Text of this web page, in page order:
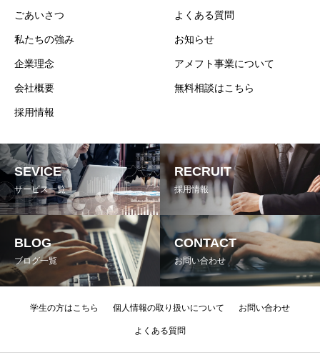
ごあいさつ
私たちの強み
企業理念
会社概要
採用情報
よくある質問
お知らせ
アメフト事業について
無料相談はこちら
SEVICE
サービス一覧
RECRUIT
採用情報
BLOG
ブログ一覧
CONTACT
お問い合わせ
学生の方はこちら 個人情報の取り扱いについて お問い合わせ
よくある質問